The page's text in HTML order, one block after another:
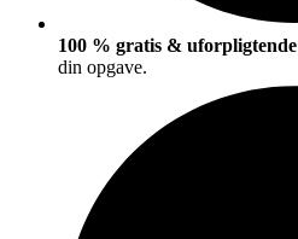
100 % gratis & uforpligtende
din opgave.